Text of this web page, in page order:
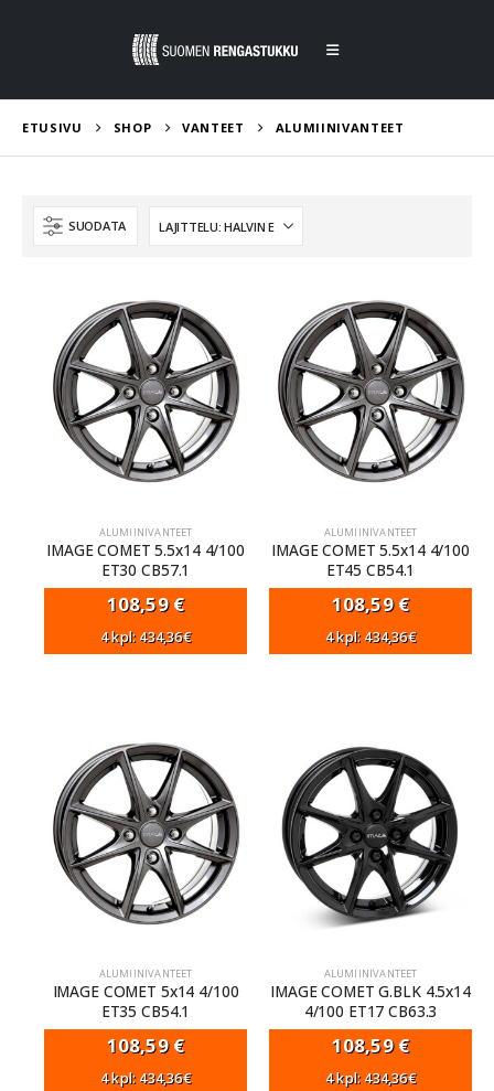
ETUSIVU SHOP VANTEET ALUMIINIVANTEET
SUODATA
ALUMIINIVANTEET
IMAGE COMET 5.5x14 4/100
ET30 CB57.1
108,59€
4 kpl: 434,36€
ALUMIINIVANTEET
IMAGE COMET 5.5x14 4/100
ET45 CB54.1
108,59€
4 kpl: 434,36€
ALUMIINIVANTEET
IMAGE COMET 5x14 4/100
ET35 CB54.1
108,59€
4 kpl: 434,36€
ALUMIINIVANTEET
IMAGE COMET G.BLK 4.5x14
4/100 ET17 CB63.3
108,59€
4 kpl: 434,36€